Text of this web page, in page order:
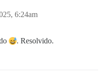
6:24am
. Resolvido.